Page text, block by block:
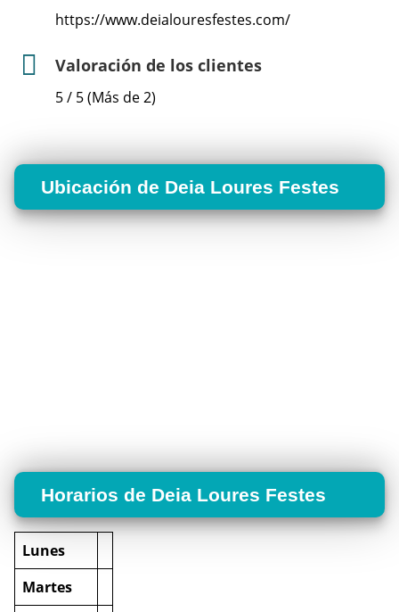
https://www.deialouresfestes.com/
Valoración de los clientes
5 / 5 (Más de 2)
Ubicación de Deia Loures Festes
Horarios de Deia Loures Festes
Lunes
Martes